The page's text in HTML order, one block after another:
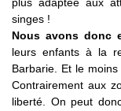
plus adaptée aux
singes !
Nous avons donc
leurs enfants à la
Barbarie. Et le moins
Contrairement aux
liberté. On peut